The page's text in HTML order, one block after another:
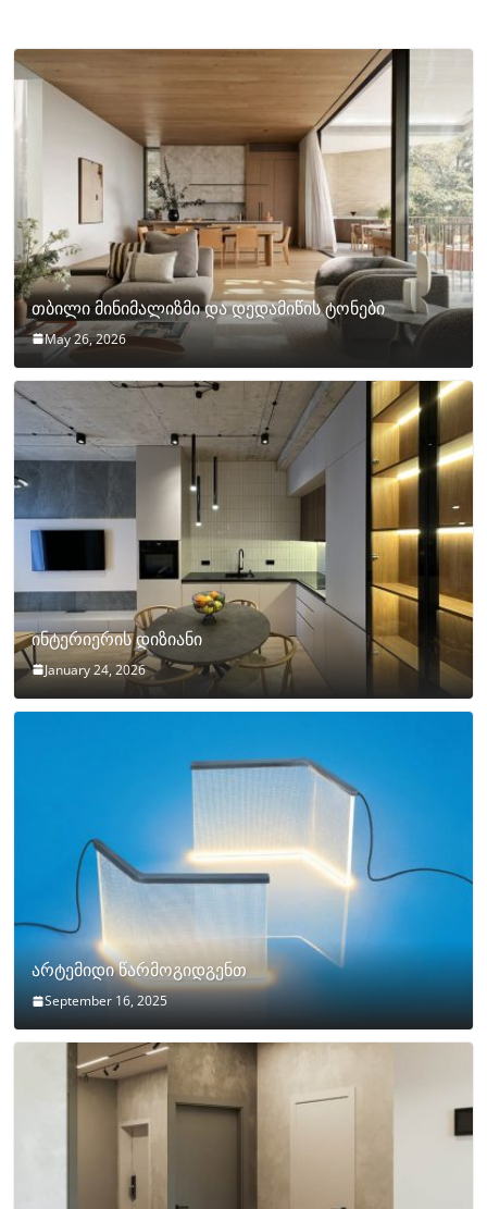
თბილი მინიმალიზმი და დედამიწის ტონები
May 26, 2026
ინტერიერის დიზიანი
January 24, 2026
არტემიდი წარმოგიდგენთ
September 16, 2025